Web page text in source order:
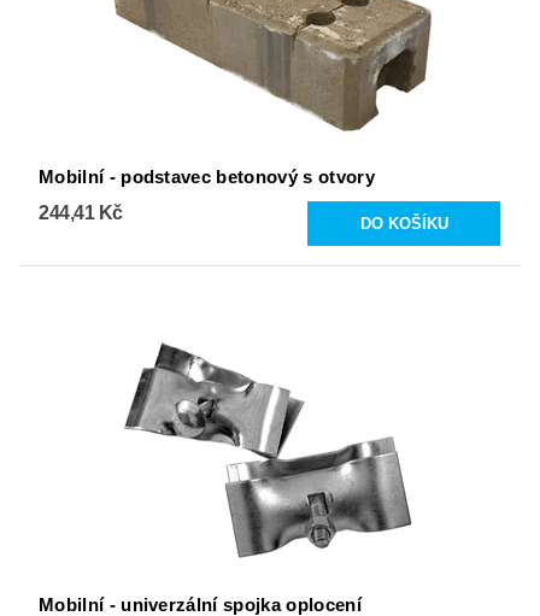
Mobilní - podstavec betonový s otvory
244,41 Kč
Mobilní - univerzální spojka oplocení